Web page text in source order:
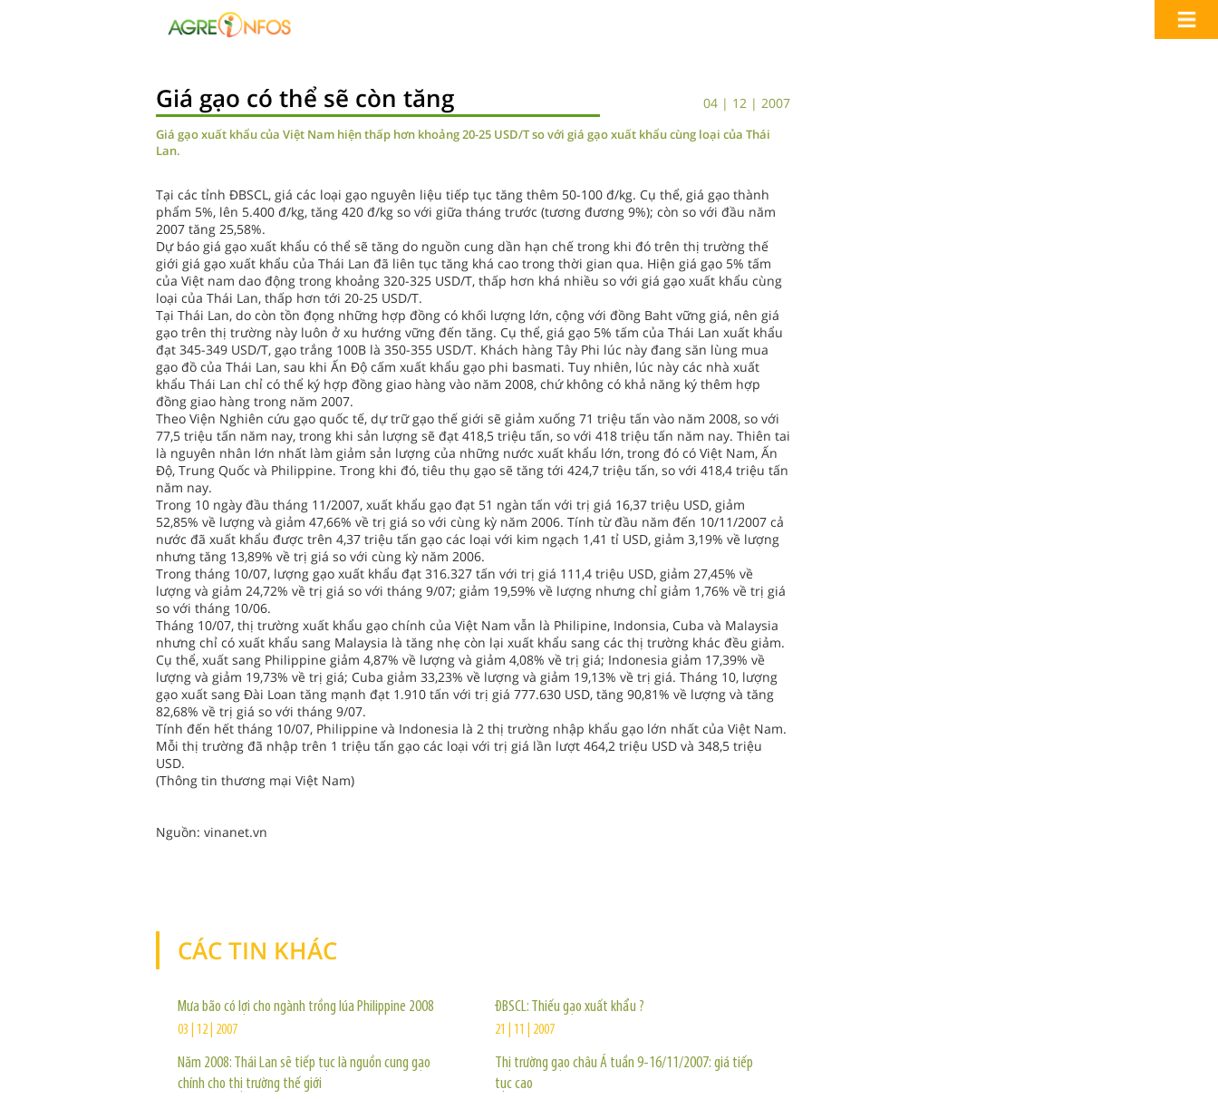
Giá gạo có thể sẽ còn tăng 04 | 12 | 2007
Giá gạo xuất khẩu của Việt Nam hiện thấp hơn khoảng 20-25 USD/T so với giá gạo xuất khẩu cùng loại của Thái
Lan.
Tại các tỉnh ĐBSCL, giá các loại gạo nguyên liệu tiếp tục tăng thêm 50-100 đ/kg. Cụ thể, giá gạo thành
phẩm 5%, lên 5.400 đ/kg, tăng 420 đ/kg so với giữa tháng trước (tương đương 9%); còn so với đầu năm
2007 tăng 25,58%.
Dự báo giá gạo xuất khẩu có thể sẽ tăng do nguồn cung dần hạn chế trong khi đó trên thị trường thế
giới giá gạo xuất khẩu của Thái Lan đã liên tục tăng khá cao trong thời gian qua. Hiện giá gạo 5% tấm
của Việt nam dao động trong khoảng 320-325 USD/T, thấp hơn khá nhiều so với giá gạo xuất khẩu cùng
loại của Thái Lan, thấp hơn tới 20-25 USD/T.
Tại Thái Lan, do còn tồn đọng những hợp đồng có khối lượng lớn, cộng với đồng Baht vững giá, nên giá
gạo trên thị trường này luôn ở xu hướng vững đến tăng. Cụ thể, giá gạo 5% tấm của Thái Lan xuất khẩu
đạt 345-349 USD/T, gạo trắng 100B là 350-355 USD/T. Khách hàng Tây Phi lúc này đang săn lùng mua
gạo đồ của Thái Lan, sau khi Ấn Độ cấm xuất khẩu gạo phi basmati. Tuy nhiên, lúc này các nhà xuất
khẩu Thái Lan chỉ có thể ký hợp đồng giao hàng vào năm 2008, chứ không có khả năng ký thêm hợp
đồng giao hàng trong năm 2007.
Theo Viện Nghiên cứu gạo quốc tế, dự trữ gạo thế giới sẽ giảm xuống 71 triệu tấn vào năm 2008, so với
77,5 triệu tấn năm nay, trong khi sản lượng sẽ đạt 418,5 triệu tấn, so với 418 triệu tấn năm nay. Thiên tai
là nguyên nhân lớn nhất làm giảm sản lượng của những nước xuất khẩu lớn, trong đó có Việt Nam, Ấn
Độ, Trung Quốc và Philippine. Trong khi đó, tiêu thụ gạo sẽ tăng tới 424,7 triệu tấn, so với 418,4 triệu tấn
năm nay.
Trong 10 ngày đầu tháng 11/2007, xuất khẩu gạo đạt 51 ngàn tấn với trị giá 16,37 triệu USD, giảm
52,85% về lượng và giảm 47,66% về trị giá so với cùng kỳ năm 2006. Tính từ đầu năm đến 10/11/2007 cả
nước đã xuất khẩu được trên 4,37 triệu tấn gạo các loại với kim ngạch 1,41 tỉ USD, giảm 3,19% về lượng
nhưng tăng 13,89% về trị giá so với cùng kỳ năm 2006.
Trong tháng 10/07, lượng gạo xuất khẩu đạt 316.327 tấn với trị giá 111,4 triệu USD, giảm 27,45% về
lượng và giảm 24,72% về trị giá so với tháng 9/07; giảm 19,59% về lượng nhưng chỉ giảm 1,76% về trị giá
so với tháng 10/06.
Tháng 10/07, thị trường xuất khẩu gạo chính của Việt Nam vẫn là Philipine, Indonsia, Cuba và Malaysia
nhưng chỉ có xuất khẩu sang Malaysia là tăng nhẹ còn lại xuất khẩu sang các thị trường khác đều giảm.
Cụ thể, xuất sang Philippine giảm 4,87% về lượng và giảm 4,08% về trị giá; Indonesia giảm 17,39% về
lượng và giảm 19,73% về trị giá; Cuba giảm 33,23% về lượng và giảm 19,13% về trị giá. Tháng 10, lượng
gạo xuất sang Đài Loan tăng mạnh đạt 1.910 tấn với trị giá 777.630 USD, tăng 90,81% về lượng và tăng
82,68% về trị giá so với tháng 9/07.
Tính đến hết tháng 10/07, Philippine và Indonesia là 2 thị trường nhập khẩu gạo lớn nhất của Việt Nam.
Mỗi thị trường đã nhập trên 1 triệu tấn gạo các loại với trị giá lần lượt 464,2 triệu USD và 348,5 triệu
USD.
(Thông tin thương mại Việt Nam)
Nguồn: vinanet.vn
CÁC TIN KHÁC
Mưa bão có lợi cho ngành trồng lúa Philippine 2008
03 | 12 | 2007
Năm 2008: Thái Lan sẽ tiếp tục là nguồn cung gạo
chính cho thị trường thế giới
ĐBSCL: Thiếu gạo xuất khẩu ?
21 | 11 | 2007
Thị trường gạo châu Á tuần 9-16/11/2007: giá tiếp
tục cao